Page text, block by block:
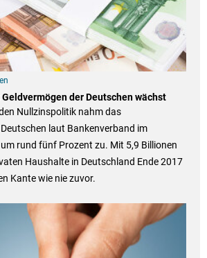
der Deutschen wächst
Nullzinspolitik nahm das
laut Bankenverband im
rund fünf Prozent zu. Mit 5,9 Billionen
Haushalte in Deutschland Ende 2017
Kante wie nie zuvor.